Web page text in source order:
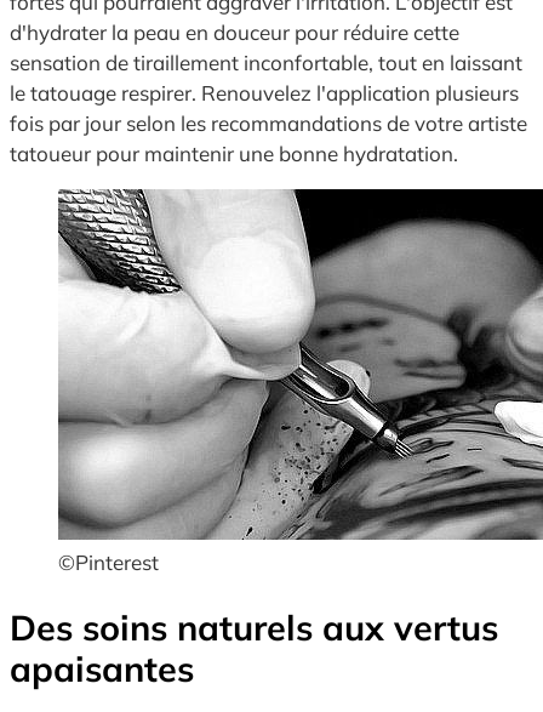
d'hydrater la peau en douceur pour réduire cette
sensation de tiraillement inconfortable, tout en laissant
le tatouage respirer. Renouvelez l'application plusieurs
fois par jour selon les recommandations de votre artiste
tatoueur pour maintenir une bonne hydratation.
©Pinterest
Des soins naturels aux vertus
apaisantes